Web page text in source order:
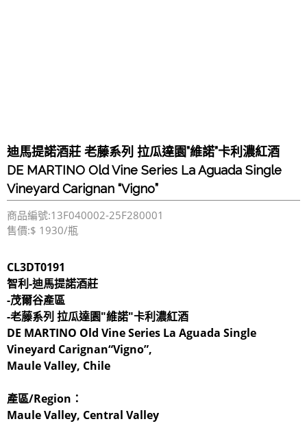
迪馬提諾酒莊 老藤系列 拉瓜達園”維諾”卡利濃紅酒
DE MARTINO Old Vine Series La Aguada Single
Vineyard Carignan “Vigno”
商品編號:13F040002-25F280001
售價:$ 1930/瓶
CL3DT0191
智利-迪馬提諾酒莊
-茂爾谷產區
-老藤系列 拉瓜達園​"維諾"卡利濃紅酒
DE MARTINO Old Vine Series La Aguada Single
Vineyard Carignan“Vigno”,
Maule Valley, Chile
產區/Region：
Maule Valley, Central Valley